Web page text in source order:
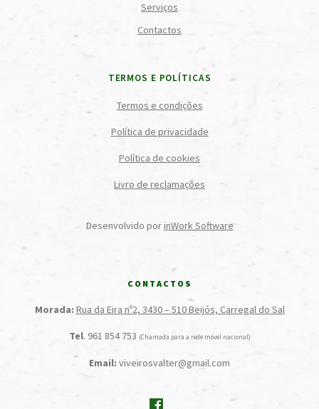
Serviços
Contactos
TERMOS E POLÍTICAS
Termos e condições
Política de privacidade
Política de cookies
Livro de reclamações
Desenvolvido porinWork Software
CONTACTOS
Morada: Rua da Eira nº2, 3430 – 510 Beijós, Carregal do Sal
Tel. 961 854 753 (Chamada para a rede móvel nacional)
Email: viveirosvalter@gmail.com